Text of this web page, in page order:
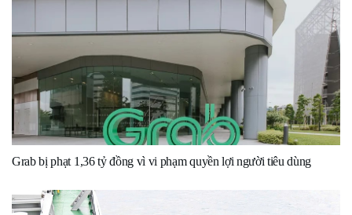
Grab bị phạt 1,36 tỷ đồng vì vi phạm quyền lợi người tiêu dùng